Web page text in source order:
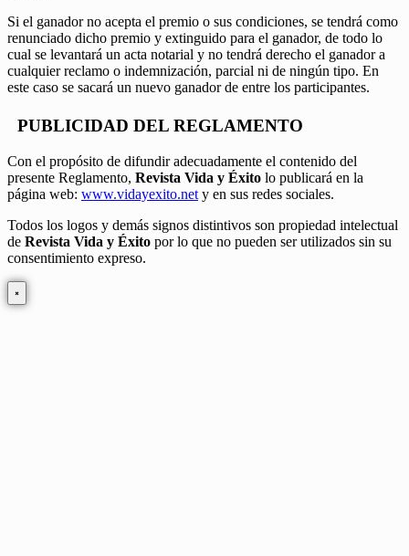
Si el ganador no acepta el premio o sus condiciones, se tendrá como
renunciado dicho premio y extinguido para el ganador, de todo lo
cual se levantará un acta notarial y no tendrá derecho el ganador a
cualquier reclamo o indemnización, parcial ni de ningún tipo. En
este caso se sacará un nuevo ganador de entre los participantes.
PUBLICIDAD DEL REGLAMENTO
Con el propósito de difundir adecuadamente el contenido del
presente Reglamento, Revista Vida y Éxito lo publicará en la
página web: www.vidayexito.net y en sus redes sociales.
Todos los logos y demás signos distintivos son propiedad intelectual
de Revista Vida y Éxito por lo que no pueden ser utilizados sin su
consentimiento expreso.
×